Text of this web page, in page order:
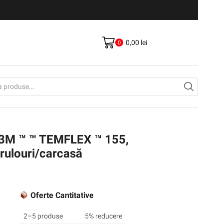
0 0,00 lei
™ ™ TEMFLEX ™ 155,
carcasă
Oferte Cantitative
2–5 produse
5% reducere